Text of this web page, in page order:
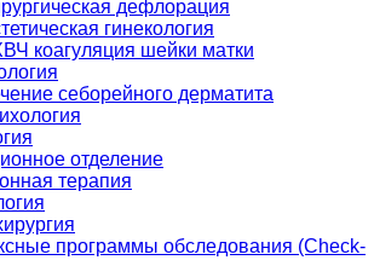
дефлорация
гинекология
коагуляция шейки матки
себорейного дерматита
отделение
терапия
программы обследования (Check-